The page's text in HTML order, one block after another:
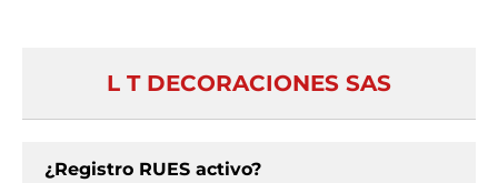
L T DECORACIONES SAS
¿Registro RUES activo?